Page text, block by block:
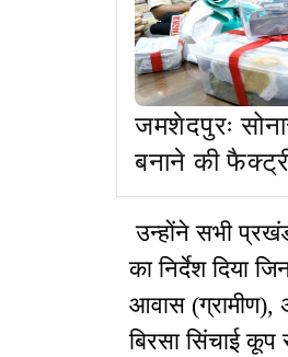
जमशेदपुरः
बनाने की
हथियार-गोली
उन्होंने सभी
का निर्देश दिया
आवास (ग्रामीण),
बिरसा सिंचाई कूप